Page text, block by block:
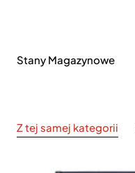
Stany Magazynowe
Z tej samej kategorii